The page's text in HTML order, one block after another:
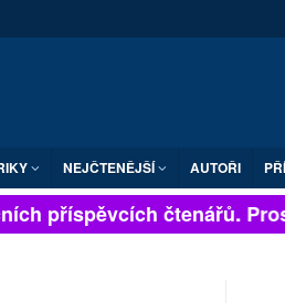
NEJČTENĚJŠÍ AUTOŘI
příspěvcích čtenářů.